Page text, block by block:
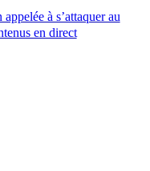
à s’attaquer au
en direct